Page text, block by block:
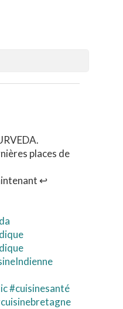
places de
↩️
#cuisinesanté